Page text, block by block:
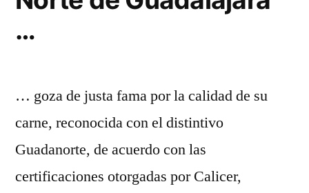
…
… goza de justa fama por la calidad de su
carne, reconocida con el distintivo
Guadanorte, de acuerdo con las
certificaciones otorgadas por Calicer,